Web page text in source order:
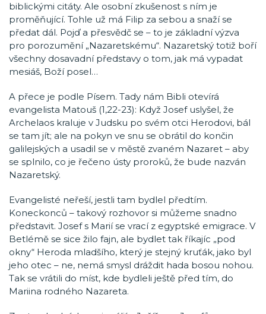
biblickými citáty. Ale osobní zkušenost s ním je
proměňující. Tohle už má Filip za sebou a snaží se
předat dál. Pojď a přesvědč se – to je základní výzva
pro porozumění „Nazaretskému“. Nazaretský totiž boří
všechny dosavadní představy o tom, jak má vypadat
mesiáš, Boží posel…
A přece je podle Písem. Tady nám Bibli otevírá
evangelista Matouš (1,22-23): Když Josef uslyšel, že
Archelaos kraluje v Judsku po svém otci Herodovi, bál
se tam jít; ale na pokyn ve snu se obrátil do končin
galilejských a usadil se v městě zvaném Nazaret – aby
se splnilo, co je řečeno ústy proroků, že bude nazván
Nazaretský.
Evangelisté neřeší, jestli tam bydlel předtím.
Koneckonců – takový rozhovor si můžeme snadno
představit. Josef s Marií se vrací z egyptské emigrace. V
Betlémě se sice žilo fajn, ale bydlet tak říkajíc „pod
okny“ Heroda mladšího, který je stejný kruťák, jako byl
jeho otec – ne, nemá smysl dráždit hada bosou nohou.
Tak se vrátili do míst, kde bydleli ještě před tím, do
Mariina rodného Nazareta.